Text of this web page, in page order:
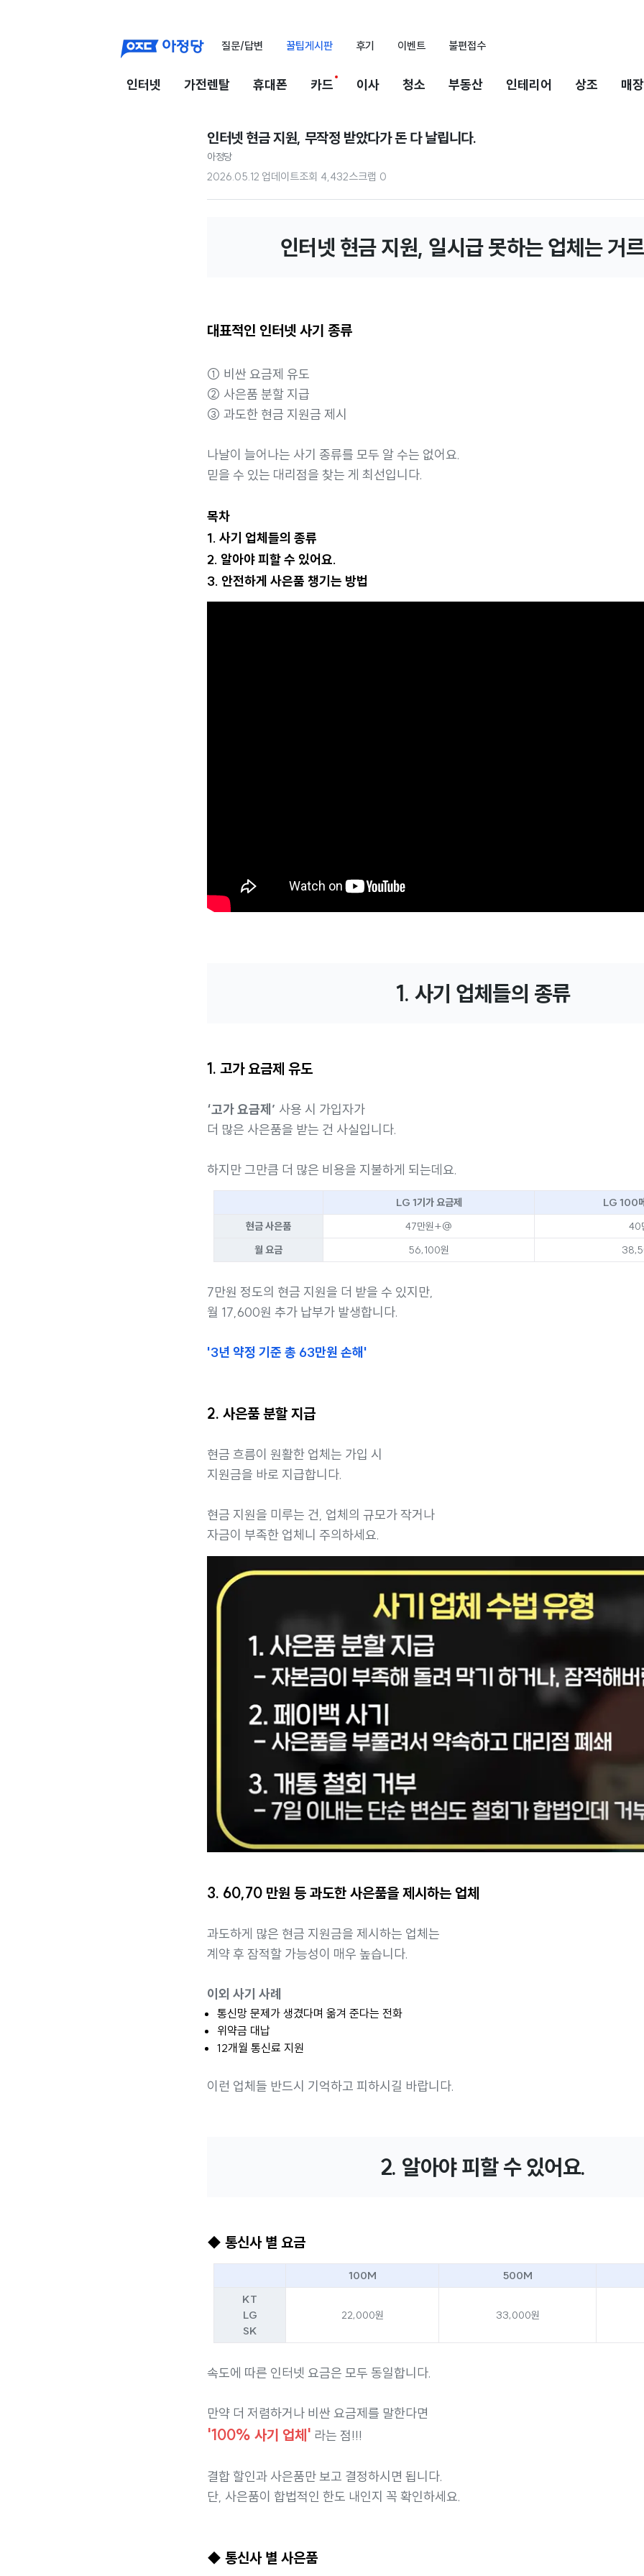
질문/답변 꿀팁게시판 후기 이벤트 불편접수
인터넷 가전렌탈 휴대폰 카드 이사 청소 부동산 인테리어 상조 매
인터넷 현금 지원, 무작정 받았다가 돈 다 날립니다.
아정당
2026.05.12 업데이트조회 4,432스크랩 0
인터넷 현금 지원, 일시급 못하는 업체는 거
대표적인 인터넷 사기 종류
① 비싼 요금제 유도
② 사은품 분할 지급
③ 과도한 현금 지원금 제시
나날이 늘어나는 사기 종류를 모두 알 수는 없어요.
믿을 수 있는 대리점을 찾는 게 최선입니다.
목차
1. 사기 업체들의 종류
2. 알아야 피할 수 있어요.
3. 안전하게 사은품 챙기는 방법
1. 사기 업체들의 종류
1. 고가 요금제 유도
‘고가 요금제’ 사용 시 가입자가
더 많은 사은품을 받는 건 사실입니다.
하지만 그만큼 더 많은 비용을 지불하게 되는데요.
LG 1기가 요금제
LG 100
현금 사은품
47만원+@
40
월 요금
56,100원
7만원 정도의 현금 지원을 더 받을 수 있지만,
월 17,600원 추가 납부가 발생합니다.
'3년 약정 기준 총 63만원 손해'
2. 사은품 분할 지급
현금 흐름이 원활한 업체는 가입 시
지원금을 바로 지급합니다.
현금 지원을 미루는 건, 업체의 규모가 작거나
자금이 부족한 업체니 주의하세요.
3. 60,70 만원 등 과도한 사은품을 제시하는 업체
과도하게 많은 현금 지원금을 제시하는 업체는
계약 후 잠적할 가능성이 매우 높습니다.
이외 사기 사례
통신망 문제가 생겼다며 옮겨 준다는 전화
위약금 대납
12개월 통신료 지원
이런 업체들 반드시 기억하고 피하시길 바랍니다.
2. 알아야 피할 수 있어요.
◆ 통신사 별 요금
100M 500M
KT
LG
SK
22,000원 33,000원
속도에 따른 인터넷 요금은 모두 동일합니다.
만약 더 저렴하거나 비싼 요금제를 말한다면
'100% 사기 업체' 라는 점!!!
결합 할인과 사은품만 보고 결정하시면 됩니다.
단, 사은품이 합법적인 한도 내인지 꼭 확인하세요.
◆ 통신사 별 사은품